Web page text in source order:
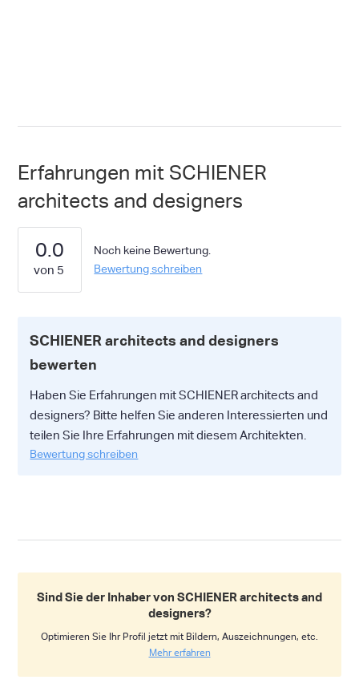
Erfahrungen mit SCHIENER
architects and designers
0.0
Noch keine Bewertung.
Bewertung schreiben
SCHIENER architects and designers
bewerten
Haben Sie Erfahrungen mit SCHIENER architects and
designers? Bitte helfen Sie anderen Interessierten und
teilen Sie Ihre Erfahrungen mit diesem Architekten.
Bewertung schreiben
Sind Sie der Inhaber von SCHIENER architects and
designers?
Optimieren Sie Ihr Profil jetzt mit Bildern, Auszeichnungen, etc.
Mehr erfahren